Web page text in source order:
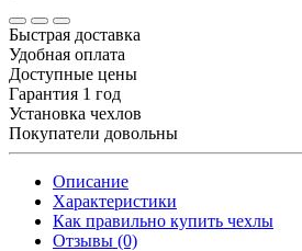
Быстрая доставка
Удобная оплата
Доступные цены
Гарантия 1 год
Установка чехлов
Покупатели довольны
Описание
Характеристики
Как правильно купить чехлы
Отзывы (0)